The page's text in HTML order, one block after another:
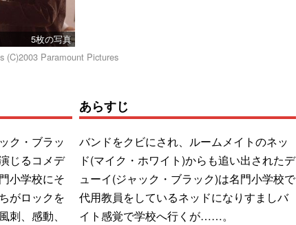
5枚の写真
(C)2003 Paramount Pictures
ク・ブラッ
じるコメデ
小学校にそ
がロックを
刺、感動、
あらすじ
バンドをクビにされ、ルームメイトのネッ
ド(マイク・ホワイト)からも追い出されたデ
ューイ(ジャック・ブラック)は名門小学校で
代用教員をしているネッドになりすましバ
イト感覚で学校へ行くが……。